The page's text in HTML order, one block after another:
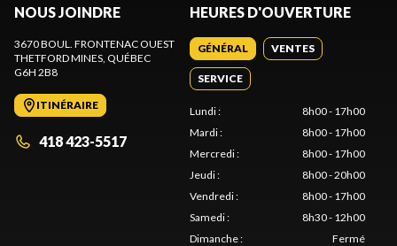
NOUS JOINDRE
3670 BOUL. FRONTENAC OUEST
THETFORD MINES , QUÉBEC
G6H 2B8
ITINÉRAIRE
418 423-5517
HEURES D'OUVERTURE
GÉNÉRAL VENTES
SERVICE
Lundi:
8h00 - 17h00
Mardi:
8h00 - 17h00
Mercredi:
8h00 - 17h00
Jeudi:
8h00 - 20h00
Vendredi:
8h00 - 17h00
Samedi:
8h30 - 12h00
Dimanche: Fermé